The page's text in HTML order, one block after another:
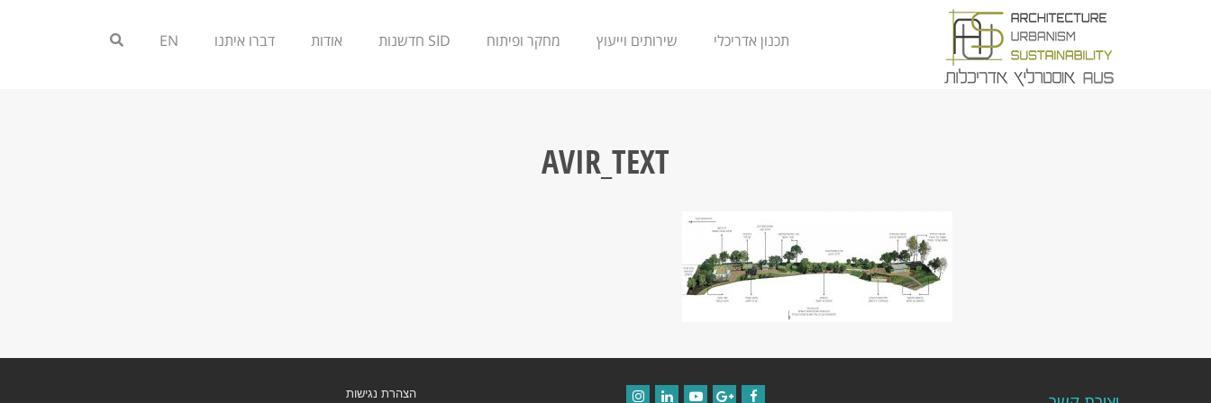
תכנון אדריכלי שירותים וייעוץ מחקר ופיתוח SID חדשנות אודות דברו איתנו EN
AVIR_TEXT
הצהרת נגישות